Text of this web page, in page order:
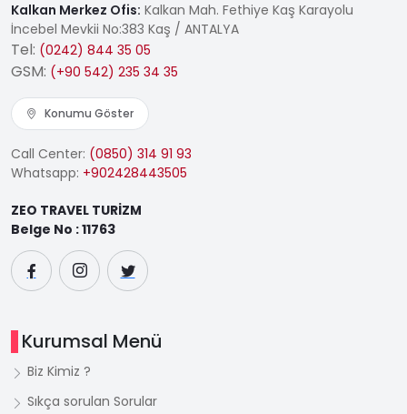
Kalkan Merkez Ofis: Kalkan Mah. Fethiye Kaş Karayolu
İncebel Mevkii No:383 Kaş / ANTALYA
Tel: (0242) 844 35 05
GSM: (+90 542) 235 34 35
Konumu Göster
Call Center: (0850) 314 91 93
Whatsapp: +902428443505
ZEO TRAVEL TURİZM
Belge No : 11763
Kurumsal Menü
Biz Kimiz ?
Sıkça sorulan Sorular